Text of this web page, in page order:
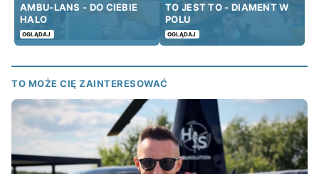
AMBU-LANS - DO CIEBIE
HALO
OGLĄDAJ
TO JEST TO - DIAMENT W
POLU
OGLĄDAJ
TO MOŻE CIĘ ZAINTERESOWAĆ